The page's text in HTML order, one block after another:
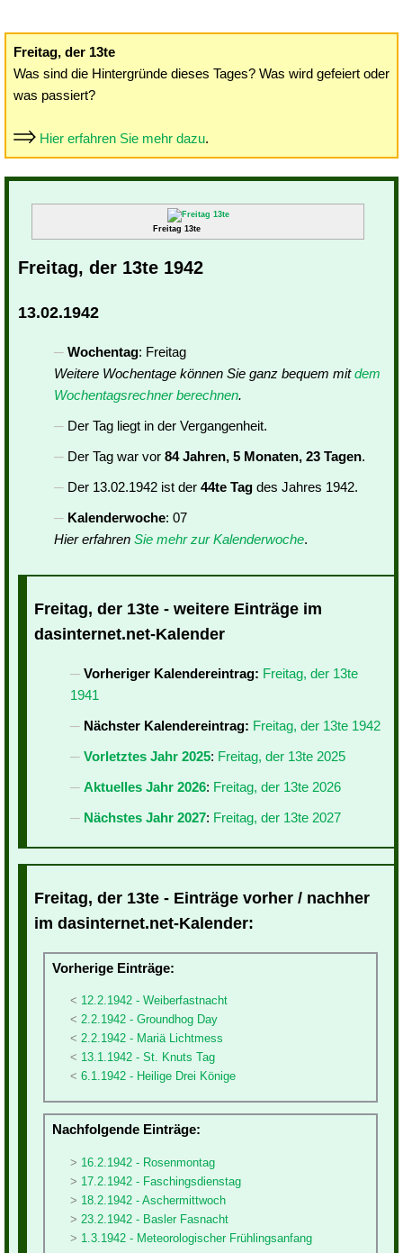
Freitag, der 13te
Was sind die Hintergründe dieses Tages? Was wird gefeiert oder
was passiert?
Hier erfahren Sie mehr dazu.
Freitag 13te
Freitag, der 13te 1942
13.02.1942
Wochentag: Freitag
Weitere Wochentage können Sie ganz bequem mitdem
Wochentagsrechner berechnen.
Der Tag liegt in der Vergangenheit.
Der Tag war vor 84 Jahren, 5 Monaten, 23 Tagen.
Der 13.02.1942 ist der 44te Tag des Jahres 1942.
Kalenderwoche: 07
Hier erfahren Sie mehr zur Kalenderwoche.
Freitag, der 13te - weitere Einträge im
dasinternet.net-Kalender
Vorheriger Kalendereintrag: Freitag, der 13te
1941
Nächster Kalendereintrag: Freitag, der 13te 1942
Vorletztes Jahr 2025: Freitag, der 13te 2025
Aktuelles Jahr 2026: Freitag, der 13te 2026
Nächstes Jahr 2027: Freitag, der 13te 2027
Freitag, der 13te - Einträge vorher / nachher
im dasinternet.net-Kalender:
Vorherige Einträge:
12.2.1942 - Weiberfastnacht
2.2.1942 - Groundhog Day
2.2.1942 - Mariä Lichtmess
13.1.1942 - St. Knuts Tag
6.1.1942 - Heilige Drei Könige
Nachfolgende Einträge:
16.2.1942 - Rosenmontag
17.2.1942 - Faschingsdienstag
18.2.1942 - Aschermittwoch
23.2.1942 - Basler Fasnacht
1.3.1942 - Meteorologischer Frühlingsanfang